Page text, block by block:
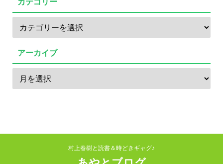
アーカイブ
村上春樹と読書＆時どきギャグ♪